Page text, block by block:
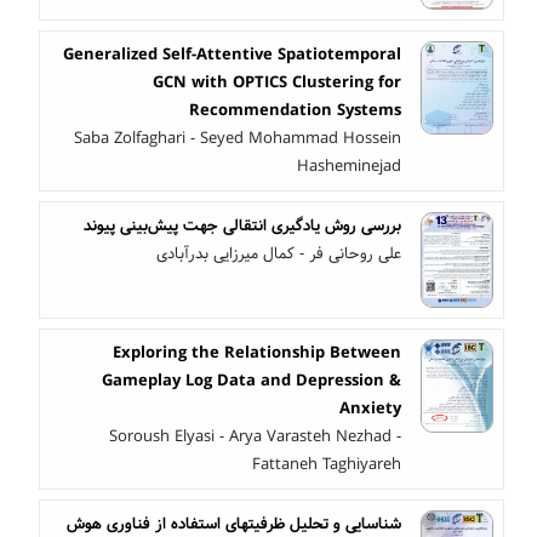
Generalized Self-Attentive Spatiotemporal
GCN with OPTICS Clustering for
Recommendation Systems
Saba Zolfaghari - Seyed Mohammad Hossein
Hasheminejad
بررسی روش یادگیری انتقالی جهت پیش‌بینی پیوند
علی روحانی فر - کمال میرزایی بدرآبادی
Exploring the Relationship Between
Gameplay Log Data and Depression &
Anxiety
Soroush Elyasi - Arya Varasteh Nezhad -
Fattaneh Taghiyareh
شناسایی و تحلیل ظرفیتهای استفاده از فناوری هوش